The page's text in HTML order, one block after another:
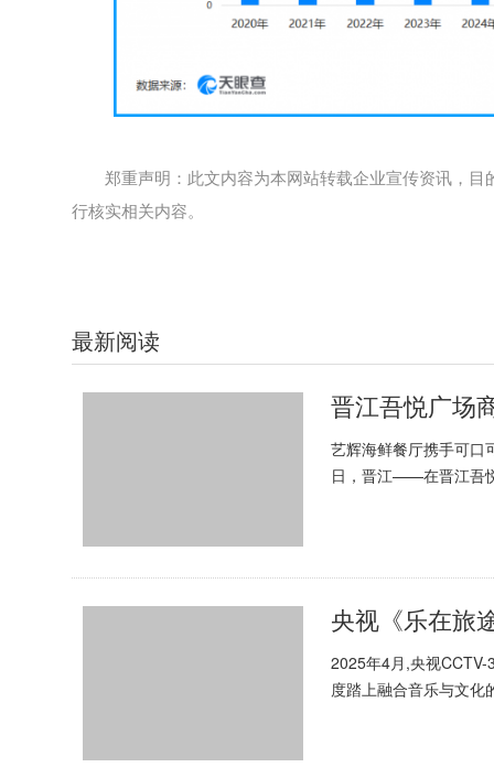
郑重声明：此文内容为本网站转载企业宣传资讯，
行核实相关内容。
最新阅读
晋江吾悦广场
艺辉海鲜餐厅携手可口
日，晋江——在晋江吾
央视《乐在旅
2025年4月,央视
度踏上融合音乐与文化